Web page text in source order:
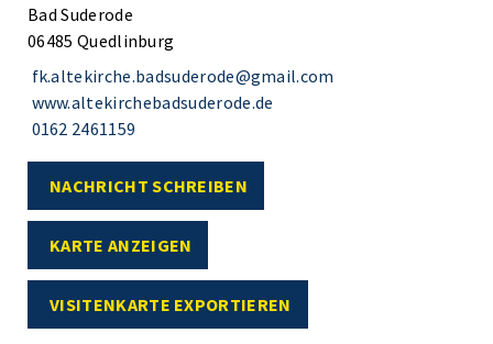
Bad Suderode
06485 Quedlinburg
fk.altekirche.badsuderode@gmail.com
www.altekirchebadsuderode.de
0162 2461159
NACHRICHT SCHREIBEN
KARTE ANZEIGEN
VISITENKARTE EXPORTIEREN